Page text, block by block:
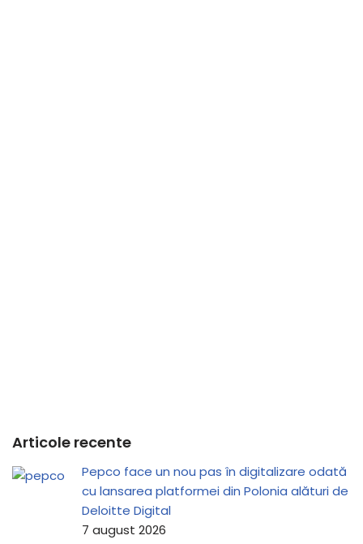
Articole recente
Pepco face un nou pas în digitalizare odată
cu lansarea platformei din Polonia alături de
Deloitte Digital
7 august 2026